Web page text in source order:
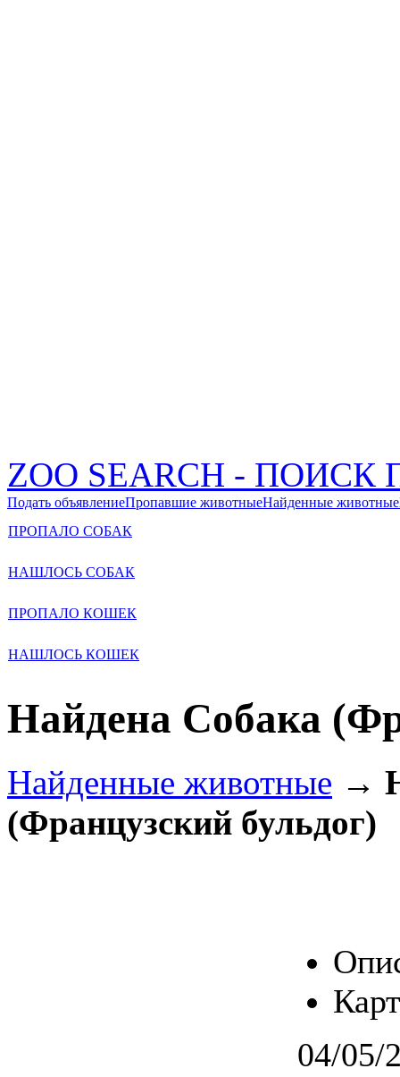
ZOO SEARCH -
Подать объявлениеПропавшие животныеНайденные животные
ПРОПАЛО СОБАК
НАШЛОСЬ СОБАК
ПРОПАЛО КОШЕК
НАШЛОСЬ КОШЕК
Найдена Собака
Найденные животные →
(Французский бульдог)
04/05/